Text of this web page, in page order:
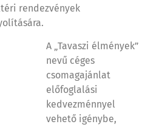
rendezvények
A „Tavaszi élmények”
nevű céges
csomagajánlat
előfoglalási
kedvezménnyel
vehető igénybe,